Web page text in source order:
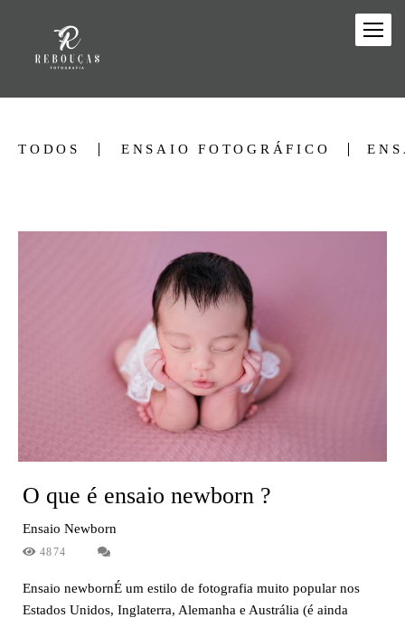
TODOS ENSAIO FOTOGRÁFICO
O que é ensaio newborn ?
Ensaio Newborn
4874
Ensaio newbornÉ um estilo de fotografia muito popular nos
Estados Unidos, Inglaterra, Alemanha e Austrália (é ainda